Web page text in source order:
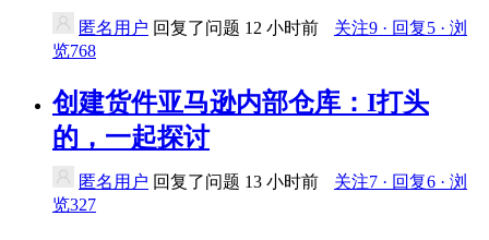
匿名用户 回复了问题 12 小时前
关注9 · 回复5 · 浏
览768
创建货件亚马逊内部仓库：I打头
的，一起探讨
匿名用户 回复了问题 13 小时前
关注7 · 回复6 · 浏
览327